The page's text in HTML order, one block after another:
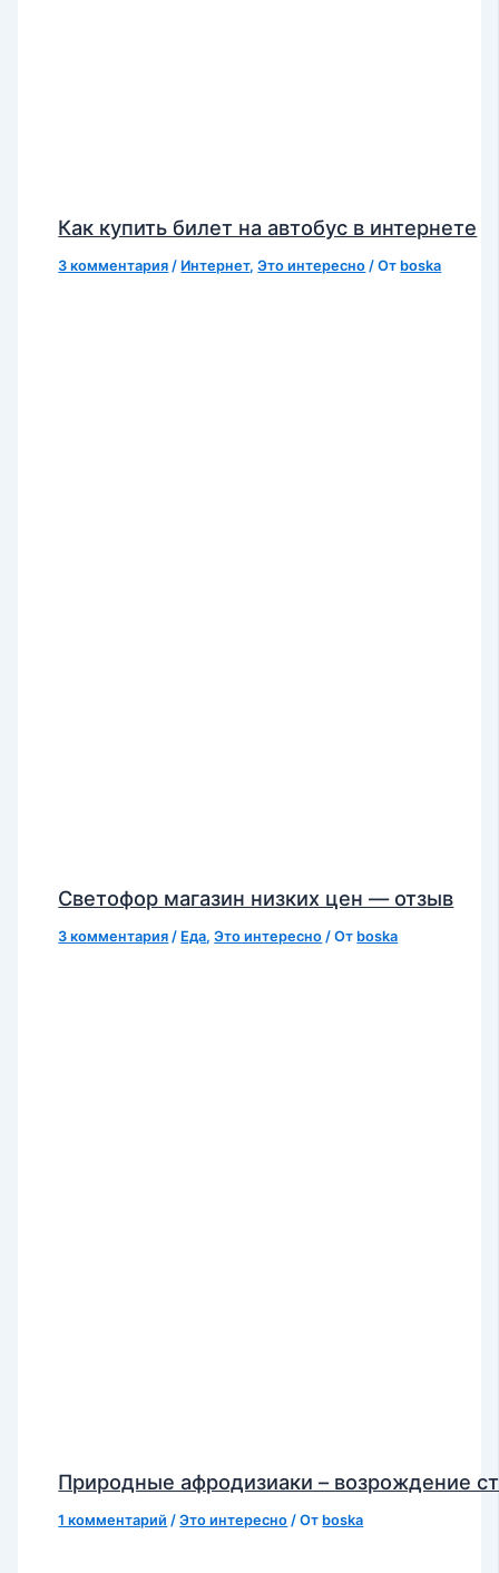
Как купить билет на автобус в интернете
3 комментария / Интернет,Это интересно / От boska
Светофор магазин низких цен — отзыв
3 комментария / Еда,Это интересно / От boska
Природные афродизиаки – возрождение
1 комментарий /Это интересно / От boska